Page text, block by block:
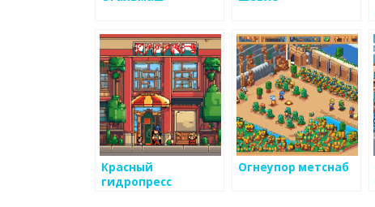
Красный
гидропресс
Огнеупор метснаб